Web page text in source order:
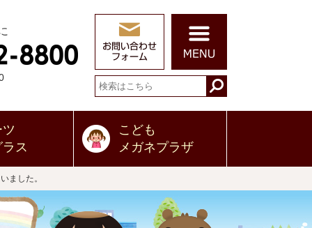
ス
こども
メガネプラザ
ました。